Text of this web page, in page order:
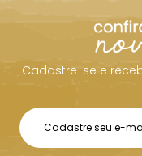
Cadastre-se e